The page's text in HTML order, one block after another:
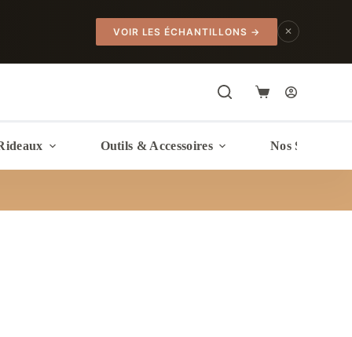
VOIR LES ÉCHANTILLONS → ✕
Panier
Outils & Accessoires Nos Services